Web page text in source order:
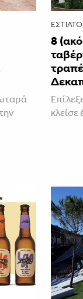
8
κλείσε